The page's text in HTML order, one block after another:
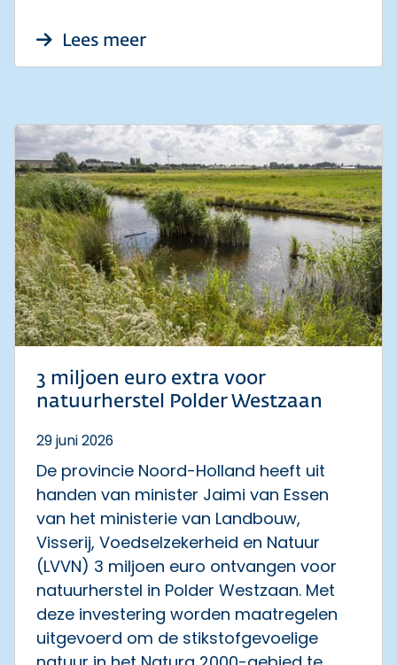
Lees meerover Ruim €2 miljoen voor
3 miljoen euro extra voor
natuurherstel Polder Westzaan
29 juni 2026
De provincie Noord-Holland heeft uit
handen van minister Jaimi van Essen
van het ministerie van Landbouw,
Visserij, Voedselzekerheid en Natuur
(LVVN) 3 miljoen euro ontvangen voor
natuurherstel in Polder Westzaan. Met
deze investering worden maatregelen
uitgevoerd om de stikstofgevoelige